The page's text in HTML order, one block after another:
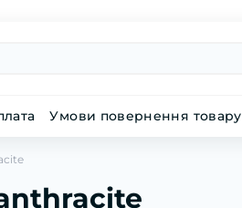
Умови повернення товару